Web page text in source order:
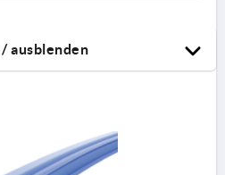
ausblenden